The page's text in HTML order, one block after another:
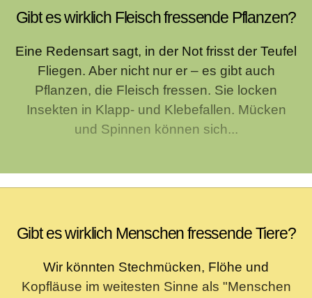
Gibt es wirklich Fleisch fressende Pflanzen?
Eine Redensart sagt, in der Not frisst der Teufel
Fliegen. Aber nicht nur er – es gibt auch
Pflanzen, die Fleisch fressen. Sie locken
Insekten in Klapp- und Klebefallen. Mücken
und Spinnen können sich...
Gibt es wirklich Menschen fressende Tiere?
Wir könnten Stechmücken, Flöhe und
Kopfläuse im weitesten Sinne als "Menschen